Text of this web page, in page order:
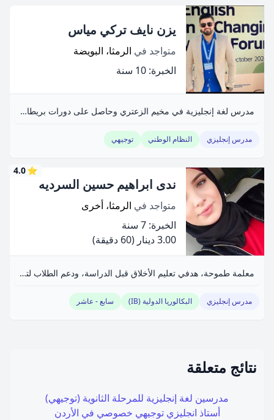
يزن نايف تركي مياس
متواجد في الرمثا، البويضة
الخبرة: 10 سنة
مدرس لغة إنجليزية في مخيم الزعتري وحاصل على دورات بريطانية.
مدرس إنجليزي النظام الوطني توجيهي
⭐
4.0
ندى ابراهيم حسين السرديه
متواجد في الرمثا، أخرى
الخبرة: 7 سنة
3.00 دينار
(60 دقيقة)
معلمة طموحة، هدفي تعليم الأخلاق قبل الدراسة، ودعم الطلاب لتحقيق أهدافهم.
مدرس إنجليزي البكالوريا الدولية (IB) سابع - عاشر
نتائج متعلقة
مدرسين لغة إنجليزية للمرحلة الثانوية (توجيهي)
أستاذ انجليزي توجيهي خصوصي في الأردن